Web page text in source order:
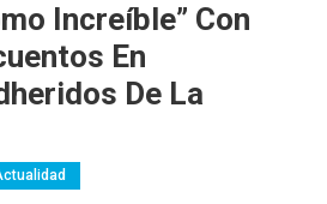
Increíble” Con
En
De La